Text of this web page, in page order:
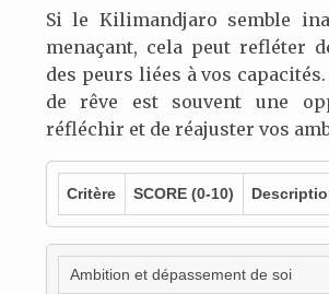
Si le Kilimandjaro semble
menaçant, cela peut refléter
des peurs liées à vos
de rêve est souvent une
réfléchir et de réajuster vos
Critère SCORE (0-10)
Ambition et dépassement de soi